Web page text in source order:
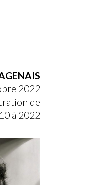
2022
de
à 2022